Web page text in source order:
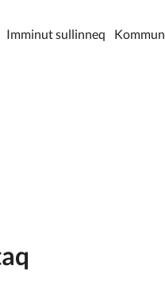
Imminut sullinneq